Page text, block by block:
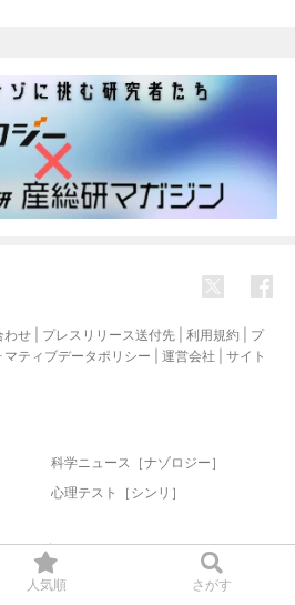
人気順 さがす
わせ プレスリリース送付先 利用規約
プ
マティブデータポリシー 運営会社
サイト
科学ニュース［ナゾロジー］
心理テスト［シンリ］